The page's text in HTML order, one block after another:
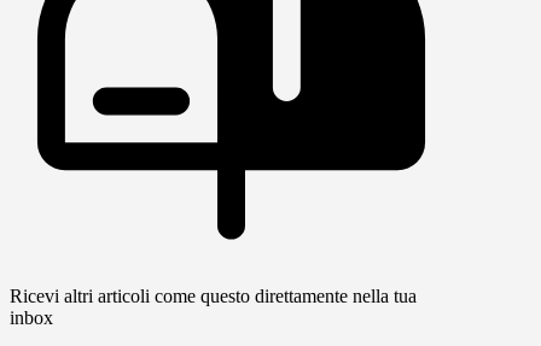
Ricevi altri articoli come questo direttamente nella tua
inbox